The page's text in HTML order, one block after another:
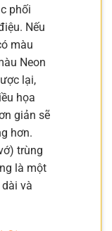
phối
Nếu
màu
Neon
lại,
họa
giản sẽ
hơn.
trùng
là một
và